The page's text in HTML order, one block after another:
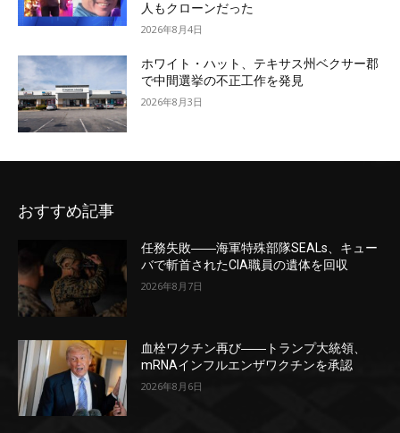
人もクローンだった
2026年8月4日
ホワイト・ハット、テキサス州ベクサー郡
で中間選挙の不正工作を発見
2026年8月3日
おすすめ記事
任務失敗――海軍特殊部隊SEALs、キュー
バで斬首されたCIA職員の遺体を回収
2026年8月7日
血栓ワクチン再び――トランプ大統領、
mRNAインフルエンザワクチンを承認
2026年8月6日